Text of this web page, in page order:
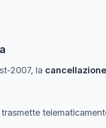
2007, la